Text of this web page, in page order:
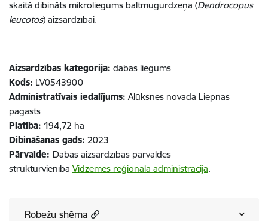
skaitā dibināts mikroliegums baltmugurdzeņa (Dendrocopus
leucotos) aizsardzībai.
Aizsardzības kategorija: dabas liegums
Kods: LV0543900
Administratīvais iedalījums: Alūksnes novada Liepnas
pagasts
Platība: 194,72 ha
Dibināšanas gads: 2023
Pārvalde: Dabas aizsardzības pārvaldes
struktūrvienība Vidzemes reģionālā administrācija.
Robežu shēma